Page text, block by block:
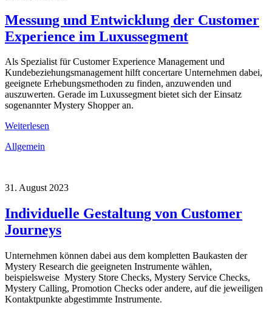
Messung und Entwicklung der Customer
Experience im Luxussegment
Als Spezialist für Customer Experience Management und
Kundebeziehungsmanagement hilft concertare Unternehmen dabei,
geeignete Erhebungsmethoden zu finden, anzuwenden und
auszuwerten. Gerade im Luxussegment bietet sich der Einsatz
sogenannter Mystery Shopper an.
Weiterlesen
Allgemein
31. August 2023
Individuelle Gestaltung von Customer
Journeys
Unternehmen können dabei aus dem kompletten Baukasten der
Mystery Research die geeigneten Instrumente wählen,
beispielsweise Mystery Store Checks, Mystery Service Checks,
Mystery Calling, Promotion Checks oder andere, auf die jeweiligen
Kontaktpunkte abgestimmte Instrumente.